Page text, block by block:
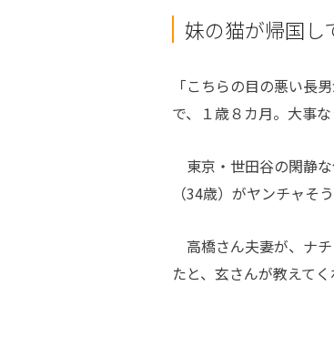
妹の猫が帰国し
「こちらの目の悪い長
で、１歳８カ月。大事
東京・世田谷の閑静
（34歳）がヤンチャそ
高橋さん夫妻が、ナ
たと、玄さんが教えてく